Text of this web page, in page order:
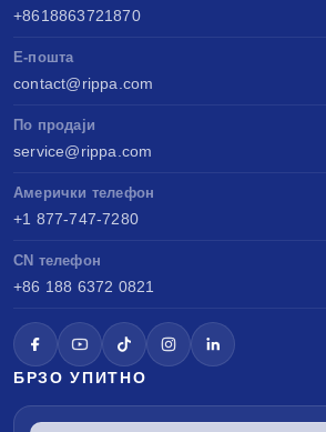
+8618863721870
Е-пошта
contact@rippa.com
По продаји
service@rippa.com
Амерички телефон
+1 877-747-7280
CN телефон
+86 188 6372 0821
БРЗО УПИТНО